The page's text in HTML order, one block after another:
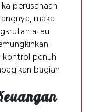
perusahaan
maka
atau
kontrol penuh
bagian